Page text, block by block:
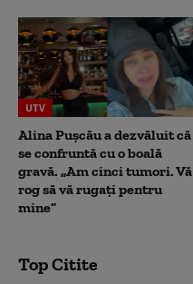
UTV
Alina Pușcău a dezvăluit că
se confruntă cu o boală
gravă. „Am cinci tumori. Vă
rog să vă rugați pentru
mine”
Top Citite